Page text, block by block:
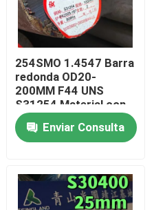
254SMO 1.4547 Barra
redonda OD20-
200MM F44 UNS
S31254 Material con
certificado de 3.1
molinoEnviar Consulta